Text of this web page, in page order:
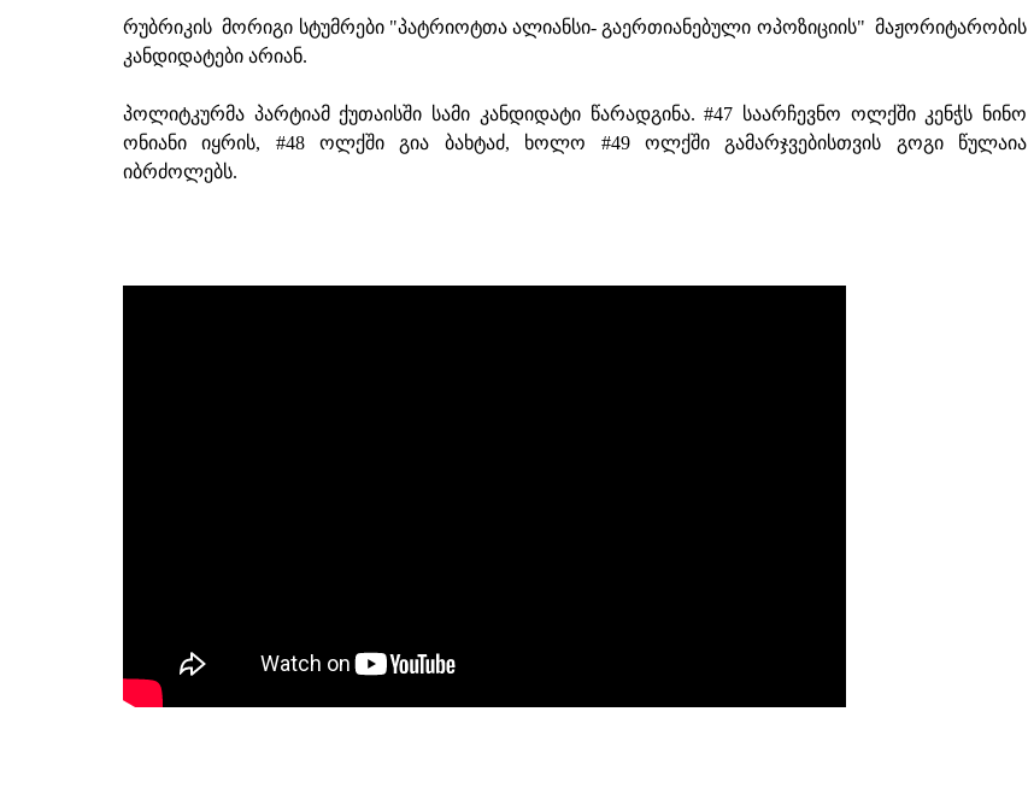
რუბრიკის მორიგი სტუმრები "პატრიოტთა ალიანსი- გაერთიანებული ოპოზიციის" მაჟორიტარობის
კანდიდატები არიან.
პოლიტკურმა პარტიამ ქუთაისში სამი კანდიდატი წარადგინა. #47 საარჩევნო ოლქში კენჭს ნინო
ონიანი იყრის, #48 ოლქში გია ბახტაძ, ხოლო #49 ოლქში გამარჯვებისთვის გოგი წულაია
იბრძოლებს.